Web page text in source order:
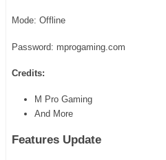
Mode: Offline
Password: mprogaming.com
Credits:
M Pro Gaming
And More
Features Update